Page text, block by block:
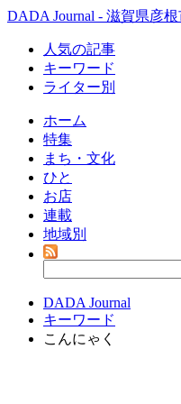
DADA Journal - 滋賀県彦
人気の記事
キーワード
ライター別
ホーム
特集
まち・文化
ひと
お店
連載
地域別
DADA Journal
キーワード
こんにゃく